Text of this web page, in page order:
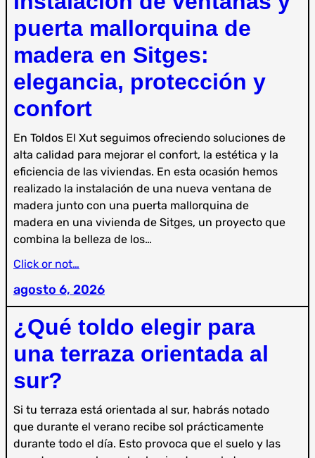
puerta mallorquina de
madera en Sitges:
elegancia, protección y
confort
En Toldos El Xut seguimos ofreciendo soluciones de
alta calidad para mejorar el confort, la estética y la
eficiencia de las viviendas. En esta ocasión hemos
realizado la instalación de una nueva ventana de
madera junto con una puerta mallorquina de
madera en una vivienda de Sitges, un proyecto que
combina la belleza de los…
Click or not…
agosto 6, 2026
¿Qué toldo elegir para
una terraza orientada al
sur?
Si tu terraza está orientada al sur, habrás notado
que durante el verano recibe sol prácticamente
durante todo el día. Esto provoca que el suelo y las